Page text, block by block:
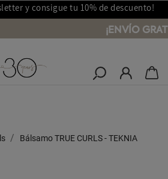
y consigue tu 10% de descuento!
¡ENVÍO
Salones Lakmé
Bálsamo TRUE CURLS - TEKNIA